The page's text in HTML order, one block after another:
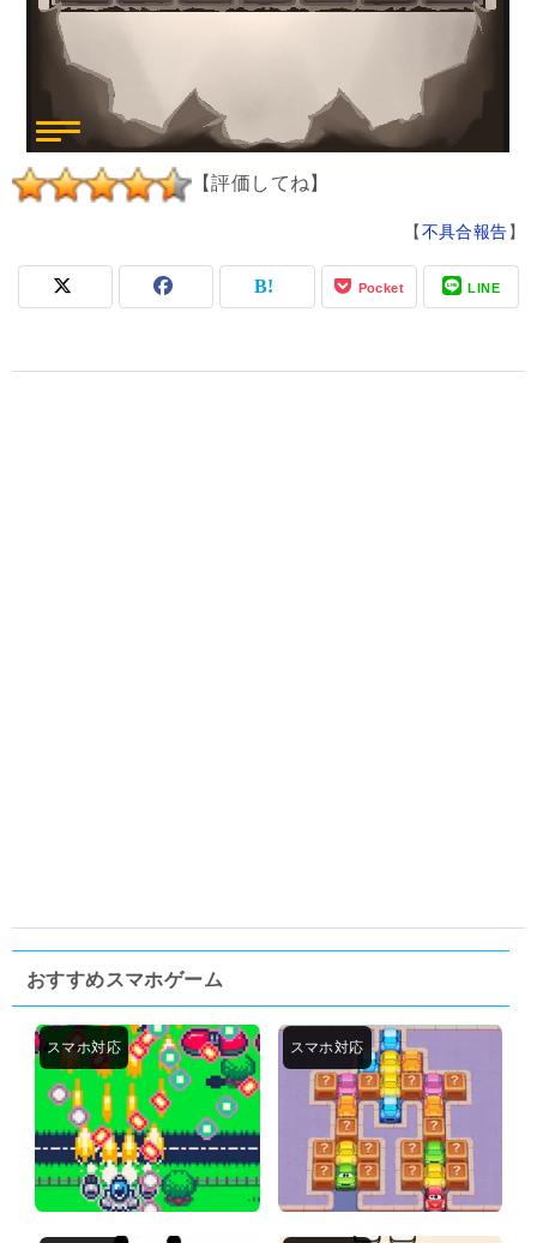
【評価してね】
【不具合報告】
Pocket LINE
おすすめスマホゲーム